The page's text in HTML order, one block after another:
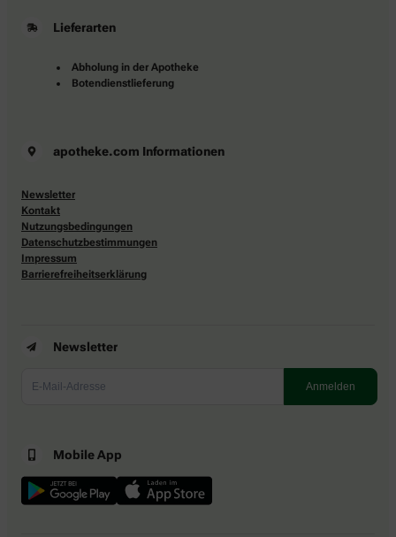
Lieferarten
Abholung in der Apotheke
Botendienstlieferung
apotheke.com Informationen
Newsletter
Kontakt
Nutzungsbedingungen
Datenschutzbestimmungen
Impressum
Barrierefreiheitserklärung
Newsletter
Mobile App